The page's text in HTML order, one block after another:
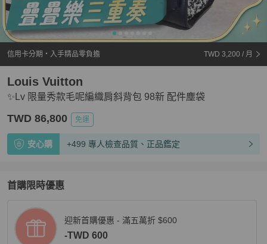
信用卡分期・入手精品零負擔 TWD 3,200 / 月
✨Lv 限量秀款毛呢編織肩斜背包 98新 配件塵袋
Louis Vuitton
TWD 86,800 免運
安心購 +499 專人檢查品質、正品鑑定
首購限時優惠
迎新首購優惠 - 滿五萬折 $600
-TWD 600